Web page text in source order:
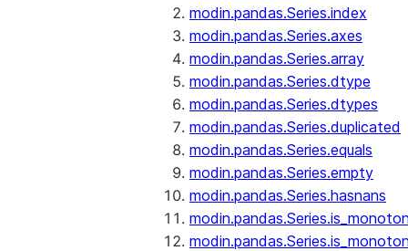
modin.pandas.Series.index
modin.pandas.Series.axes
modin.pandas.Series.array
modin.pandas.Series.dtype
modin.pandas.Series.dtypes
modin.pandas.Series.duplicated
modin.pandas.Series.equals
modin.pandas.Series.empty
modin.pandas.Series.hasnans